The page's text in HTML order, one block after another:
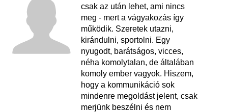
csak az után lehet, ami nincs
meg - mert a vágyakozás így
működik. Szeretek utazni,
kirándulni, sportolni. Egy
nyugodt, barátságos, vicces,
néha komolytalan, de általában
komoly ember vagyok. Hiszem,
hogy a kommunikáció sok
mindenre megoldást jelent, csak
merjünk beszélni és nem